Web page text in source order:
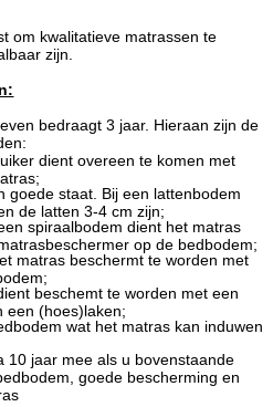
om kwalitatieve matrassen te
zijn.
bedraagt 3 jaar. Hieraan zijn de
dient overeen te komen met
goede staat. Bij een lattenbodem
de latten 3-4 cm zijn;
spiraalbodem dient het matras
op de bedbodem;
matras beschermt te worden met
beschemt te worden met een
een (hoes)laken;
wat het matras kan induwen
10 jaar mee als u bovenstaande
goede bescherming en